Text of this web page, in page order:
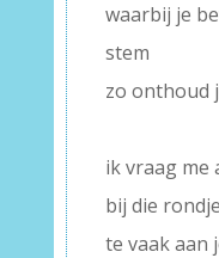
waarbij je
stem
zo onthoud
ik vraag me
bij die
te vaak aan